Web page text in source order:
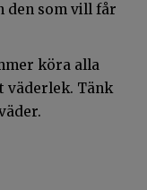
den som vill får
köra alla
väderlek. Tänk